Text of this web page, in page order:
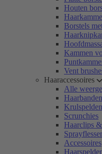
Houten
Borstels
Kammen
Vent
Haaraccessoires
Alle
Haarbanden
Krulspelden
Scrunchies
Haarclips
Accessoires